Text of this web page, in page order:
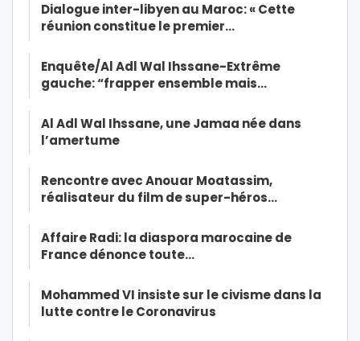
Dialogue inter-libyen au Maroc: « Cette
réunion constitue le premier…
Enquête/Al Adl Wal Ihssane-Extrême
gauche: “frapper ensemble mais…
Al Adl Wal Ihssane, une Jamaa née dans
l’amertume
Rencontre avec Anouar Moatassim,
réalisateur du film de super-héros…
Affaire Radi: la diaspora marocaine de
France dénonce toute…
Mohammed VI insiste sur le civisme dans la
lutte contre le Coronavirus